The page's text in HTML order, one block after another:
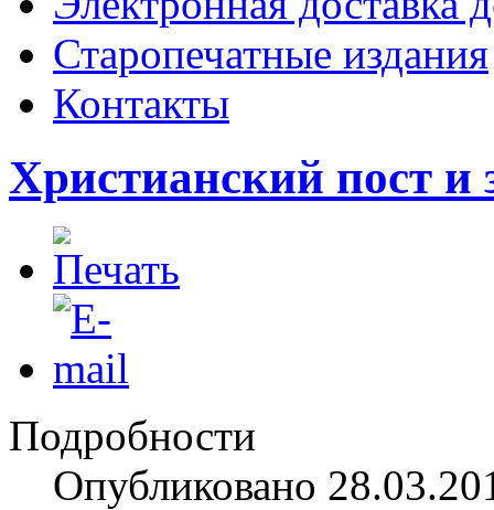
Старопечатные издания
Контакты
Христианский пост и
Подробности
Опубликовано